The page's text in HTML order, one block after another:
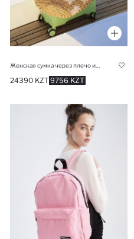
Женская сумка через плечо из соломы
9756 KZT
24390 KZT